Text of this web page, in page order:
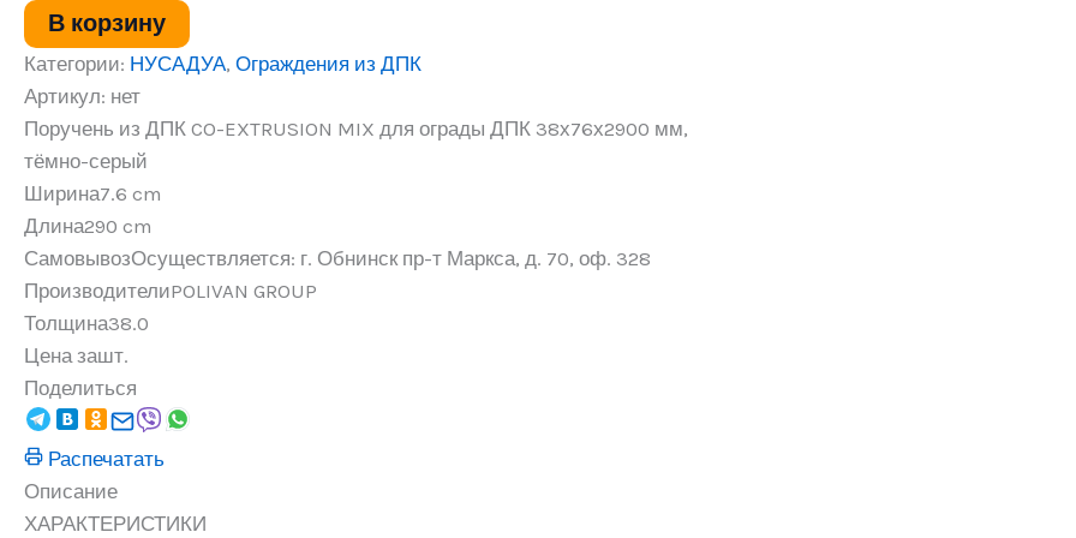
MIX
для
ограды
ДПК
38х76х2900
мм,
тёмно-
серый
В корзину
Категории: НУСАДУА, Ограждения из ДПК
Артикул: нет
Поручень из ДПК CO-EXTRUSION MIX для ограды ДПК 38х76х2900 мм,
тёмно-серый
Ширина7.6 cm
Длина290 cm
СамовывозОсуществляется: г. Обнинск пр-т Маркса, д. 70, оф. 328
ПроизводителиPOLIVAN GROUP
Толщина38.0
Цена зашт.
Поделиться
Распечатать
Описание
ХАРАКТЕРИСТИКИ